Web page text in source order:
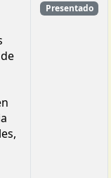
Presentado